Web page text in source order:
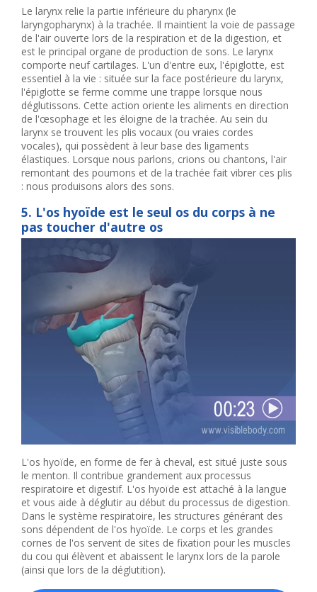
Le larynx relie la partie inférieure du pharynx (le
laryngopharynx) à la trachée. Il maintient la voie de passage
de l'air ouverte lors de la respiration et de la digestion, et
est le principal organe de production de sons. Le larynx
comporte neuf cartilages. L'un d'entre eux, l'épiglotte, est
essentiel à la vie : située sur la face postérieure du larynx,
l'épiglotte se ferme comme une trappe lorsque nous
déglutissons. Cette action oriente les aliments en direction
de l'œsophage et les éloigne de la trachée. Au sein du
larynx se trouvent les plis vocaux (ou vraies cordes
vocales), qui possèdent à leur base des ligaments
élastiques. Lorsque nous parlons, crions ou chantons, l'air
remontant des poumons et de la trachée fait vibrer ces plis
: nous produisons alors des sons.
5. L'os hyoïde est le seul os du corps à ne
pas toucher d'autre os
L'os hyoïde, en forme de fer à cheval, est situé juste sous
le menton. Il contribue grandement aux processus
respiratoire et digestif. L'os hyoïde est attaché à la langue
et vous aide à déglutir au début du processus de digestion.
Dans le système respiratoire, les structures générant des
sons dépendent de l'os hyoïde. Le corps et les grandes
cornes de l'os servent de sites de fixation pour les muscles
du cou qui élèvent et abaissent le larynx lors de la parole
(ainsi que lors de la déglutition).